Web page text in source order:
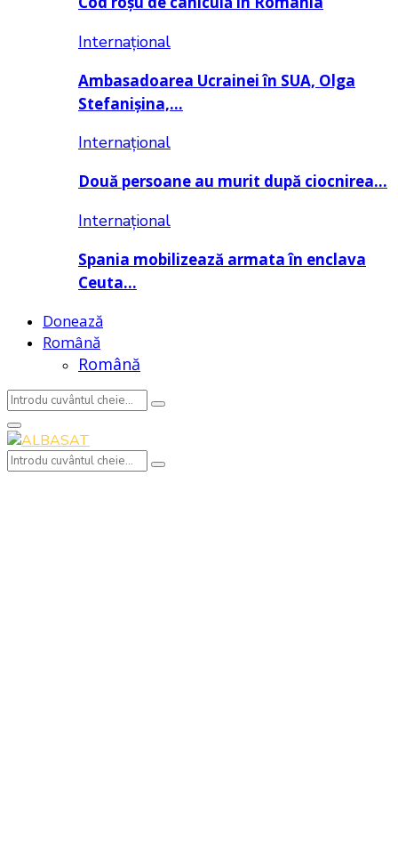
Internațional
Ambasadoarea Ucrainei în SUA, Olga
Stefanișina,…
Internațional
Două persoane au murit după ciocnirea…
Internațional
Spania mobilizează armata în enclava
Ceuta…
Donează
Română
Română
Search
for:
Search
Primary
Menu
Search
Search